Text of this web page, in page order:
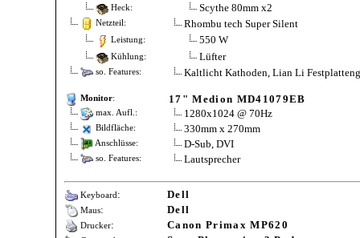
Heck: Scythe 80mm x2
Netzteil: Rhombu tech Super Silent
Leistung: 550 W
Kühlung: Lüfter
so. Features: Kaltlicht Kathoden, Lian Li
Monitor: 17" Medion MD41079EB
max. Aufl.: 1280x1024 @ 70Hz
Bildfläche: 330mm x 270mm
Anschlüsse: D-Sub, DVI
so. Features: Lautsprecher
Keyboard: Dell
Maus: Dell
Drucker: Canon Primax MP620